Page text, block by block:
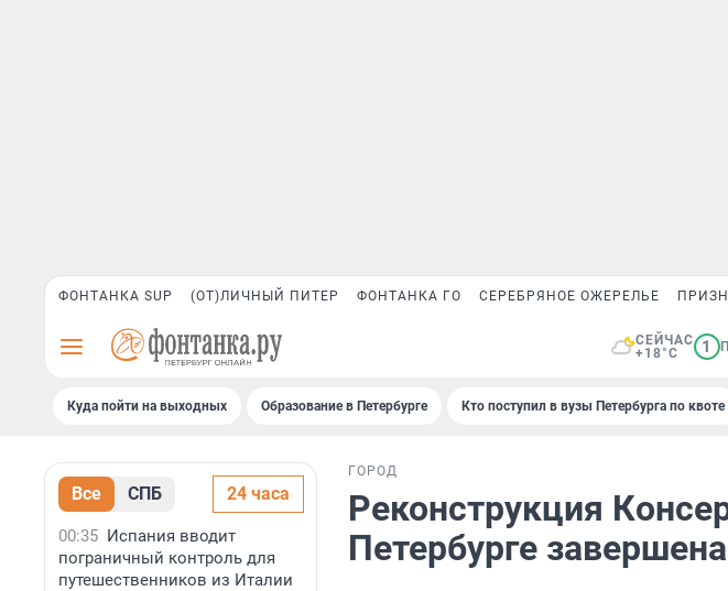
ФОНТАНКА SUP (ОТ)ЛИЧНЫЙ ПИТЕР ФОНТАНКА ГО СЕРЕБРЯНОЕ ОЖЕРЕЛЬЕ
СЕЙЧАС
+18°C
1
Куда пойти на выходных Образование в Петербурге Кто поступил в вузы Петербурга по квоте
Все СПБ 24 часа
00:35 Испания вводит
пограничный контроль для
путешественников из Италии
ГОРОД
Реконструкция
Петербурге завершена